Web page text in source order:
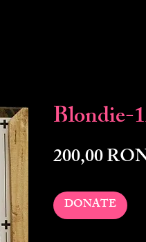
Blondie-
200,00
DONATE